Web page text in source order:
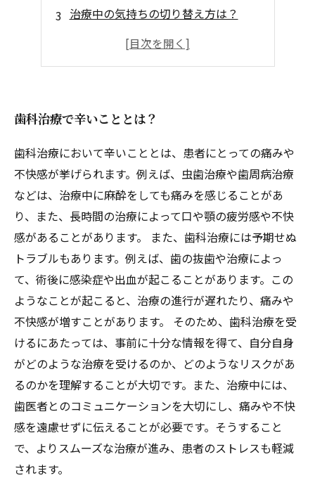
治療中の気持ちの切り替え方は？
治療費についての注意点は？
歯科治療で辛いこととは？
歯科治療において辛いこととは、患者にとっての痛みや
不快感が挙げられます。例えば、虫歯治療や歯周病治療
などは、治療中に麻酔をしても痛みを感じることがあ
り、また、長時間の治療によって口や顎の疲労感や不快
感があることがあります。 また、歯科治療には予期せぬ
トラブルもあります。例えば、歯の抜歯や治療によっ
て、術後に感染症や出血が起こることがあります。この
ようなことが起こると、治療の進行が遅れたり、痛みや
不快感が増すことがあります。 そのため、歯科治療を受
けるにあたっては、事前に十分な情報を得て、自分自身
がどのような治療を受けるのか、どのようなリスクがあ
るのかを理解することが大切です。また、治療中には、
歯医者とのコミュニケーションを大切にし、痛みや不快
感を遠慮せずに伝えることが必要です。そうすること
で、よりスムーズな治療が進み、患者のストレスも軽減
されます。